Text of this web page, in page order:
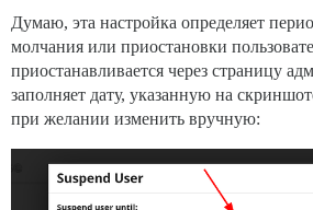
Думаю, эта настройка определяет
молчания или приостановки
приостанавливается через страницу
заполняет дату, указанную на
при желании изменить вручную: